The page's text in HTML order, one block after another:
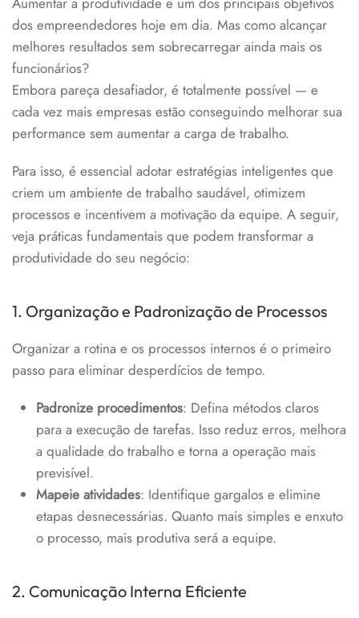
NA
SUA
SEM
EQUIPE
dos empreendedores hoje em dia. Mas como alcançar
melhores resultados sem sobrecarregar ainda mais os
funcionários?
Embora pareça desafiador, é totalmente possível — e
cada vez mais empresas estão conseguindo melhorar sua
performance sem aumentar a carga de trabalho.
Para isso, é essencial adotar estratégias inteligentes que
criem um ambiente de trabalho saudável, otimizem
processos e incentivem a motivação da equipe. A seguir,
veja práticas fundamentais que podem transformar a
produtividade do seu negócio:
1. Organização e Padronização de Processos
Organizar a rotina e os processos internos é o primeiro
passo para eliminar desperdícios de tempo.
Padronize procedimentos: Defina métodos claros
para a execução de tarefas. Isso reduz erros, melhora
a qualidade do trabalho e torna a operação mais
previsível.
Mapeie atividades: Identifique gargalos e elimine
etapas desnecessárias. Quanto mais simples e enxuto
o processo, mais produtiva será a equipe.
2. Comunicação Interna Eficiente